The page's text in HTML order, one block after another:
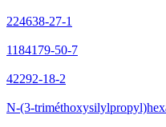
224638-27-1
1184179-50-7
42292-18-2
N-(3-